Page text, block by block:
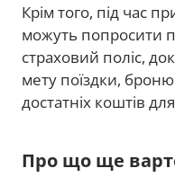
Крім того, під час
можуть попросити
страховий поліс,
мету поїздки,
достатніх коштів
Про що ще